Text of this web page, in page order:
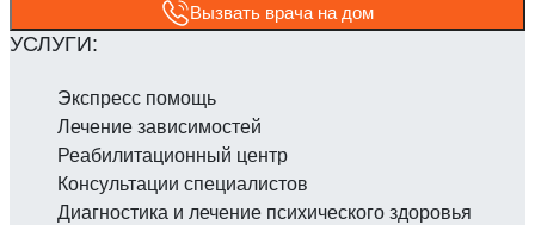
Вызвать врача на дом
Экспресс помощь
Лечение зависимостей
Реабилитаци­онный центр
Консультации специалистов
Диагностика и лечение психического здоровья